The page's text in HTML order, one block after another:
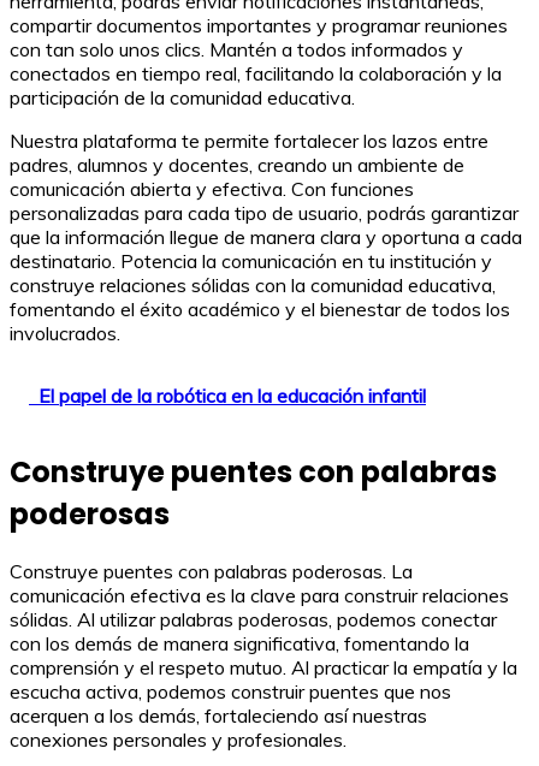
compartir documentos importantes y programar reuniones
con tan solo unos clics. Mantén a todos informados y
conectados en tiempo real, facilitando la colaboración y la
participación de la comunidad educativa.
Nuestra plataforma te permite fortalecer los lazos entre
padres, alumnos y docentes, creando un ambiente de
comunicación abierta y efectiva. Con funciones
personalizadas para cada tipo de usuario, podrás garantizar
que la información llegue de manera clara y oportuna a cada
destinatario. Potencia la comunicación en tu institución y
construye relaciones sólidas con la comunidad educativa,
fomentando el éxito académico y el bienestar de todos los
involucrados.
El papel de la robótica en la educación infantil
Construye puentes con palabras
poderosas
Construye puentes con palabras poderosas. La
comunicación efectiva es la clave para construir relaciones
sólidas. Al utilizar palabras poderosas, podemos conectar
con los demás de manera significativa, fomentando la
comprensión y el respeto mutuo. Al practicar la empatía y la
escucha activa, podemos construir puentes que nos
acerquen a los demás, fortaleciendo así nuestras
conexiones personales y profesionales.